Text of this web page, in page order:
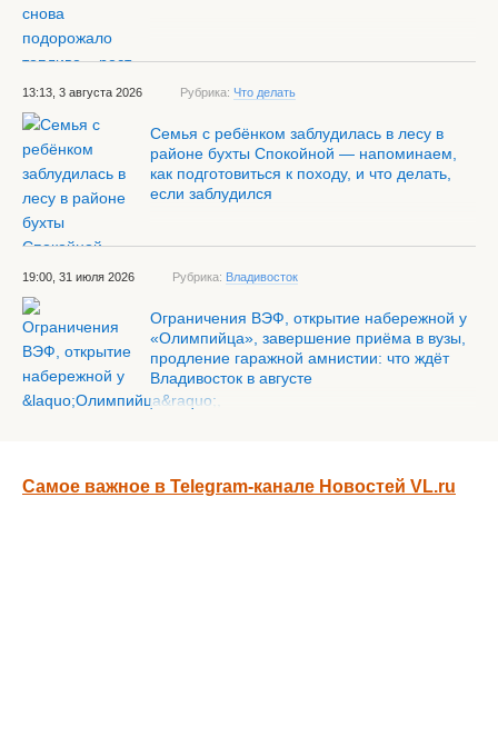
13:13, 3 августа 2026 Рубрика: Что делать
Семья с ребёнком заблудилась в лесу в
районе бухты Спокойной — напоминаем,
как подготовиться к походу, и что делать,
если заблудился
19:00, 31 июля 2026 Рубрика: Владивосток
Ограничения ВЭФ, открытие набережной у
«Олимпийца», завершение приёма в вузы,
продление гаражной амнистии: что ждёт
Владивосток в августе
Самое важное в Telegram-канале Новостей VL.ru